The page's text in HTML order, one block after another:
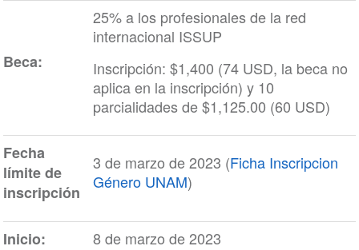
Beca:
25% a los profesionales de la red
internacional ISSUP
Inscripción: $1,400 (74 USD, la beca no
aplica en la inscripción) y 10
parcialidades de $1,125.00 (60 USD)
Fecha
límite de
inscripción
3 de marzo de 2023 (Ficha Inscripcion
Género UNAM)
Inicio: 8 de marzo de 2023